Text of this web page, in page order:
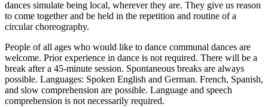
dances simulate being local, wherever they are. They give us reason
to come together and be held in the repetition and routine of a
circular choreography.
People of all ages who would like to dance communal dances are
welcome. Prior experience in dance is not required. There will be a
break after a 45-minute session. Spontaneous breaks are always
possible. Languages: Spoken English and German. French, Spanish,
and slow comprehension are possible. Language and speech
comprehension is not necessarily required.